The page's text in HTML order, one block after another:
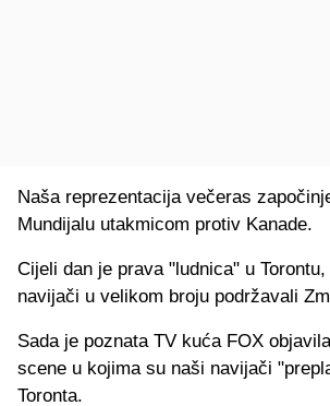
Naša reprezentacija večeras
Mundijalu utakmicom protiv Kanade.
Cijeli dan je prava "ludnica" u
navijači u velikom broju podržavali
Sada je poznata TV kuća FOX
scene u kojima su naši navijači
Toronta.